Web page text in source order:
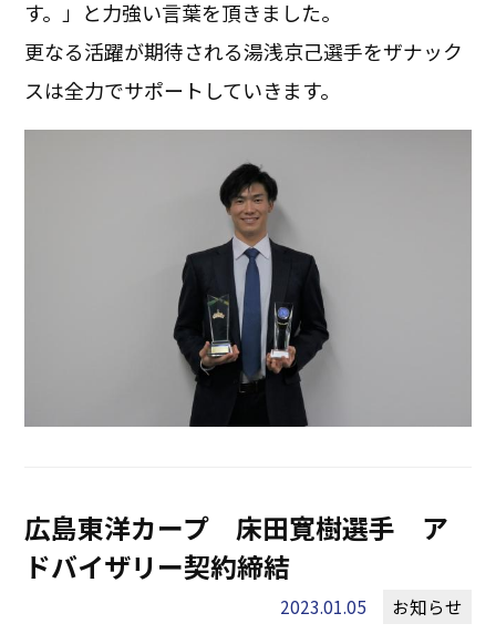
す。」と力強い言葉を頂きました。
更なる活躍が期待される湯浅京己選手をザナック
スは全力でサポートしていきます。
広島東洋カープ 床田寛樹選手 ア
ドバイザリー契約締結
2023.01.05 お知らせ